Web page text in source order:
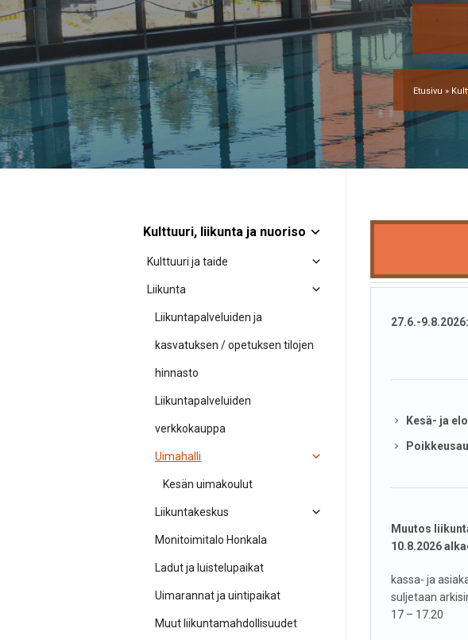
Etusivu »
27.6.-
Kesä- ja
Muutos
10.8.2026
kassa- ja
suljetaan
17 – 17.20
Kulttuuri, liikunta ja nuoriso
Kulttuuri ja taide
Liikunta
Liikuntapalveluiden ja
kasvatuksen / opetuksen tilojen
hinnasto
Liikuntapalveluiden
verkkokauppa
Uimahalli
Kesän uimakoulut
Liikuntakeskus
Monitoimitalo Honkala
Ladut ja luistelupaikat
Uimarannat ja uintipaikat
Muut liikuntamahdollisuudet